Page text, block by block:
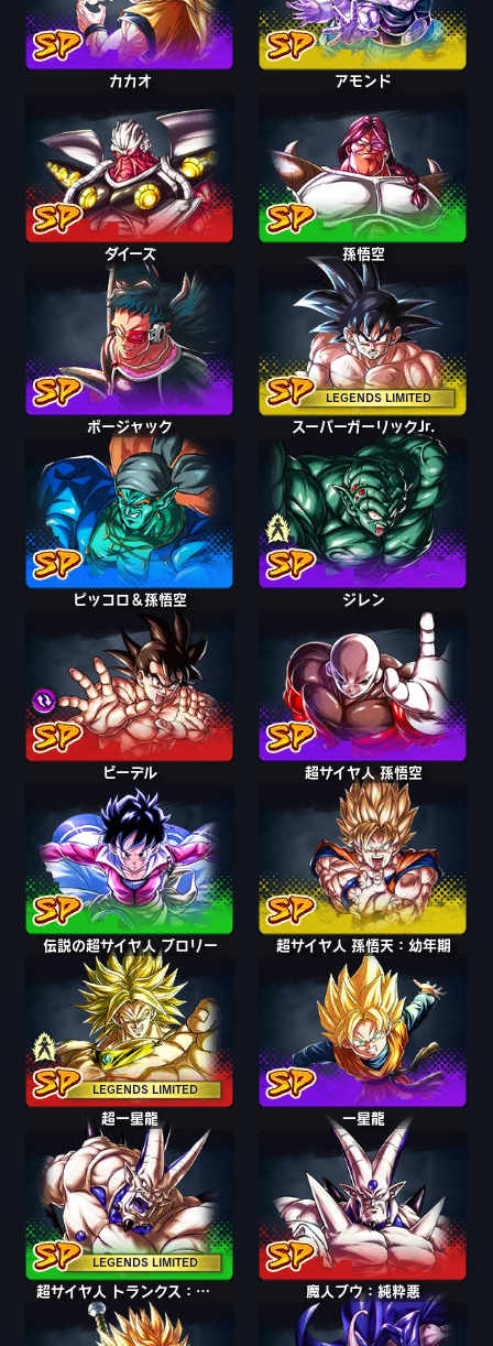
カカオ アモンド
ダイーズ
LEGENDS LIMITED
孫悟空
ボージャック ガーリックJr.
スーパーガーリックJr.
ピッコロ＆孫悟空
ピッコロ＆孫悟空 ジレン
ビーデル 超サイヤ人 孫悟空
LEGENDS LIMITED
超サイヤ人 ブロリー
伝説の超サイヤ人 ブロリー 超サイヤ人 孫悟天：幼年期
LEGENDS LIMITED
超一星龍 一星龍
超サイヤ人 トランクス：青年期(怒り) 魔人ブウ：純粋悪